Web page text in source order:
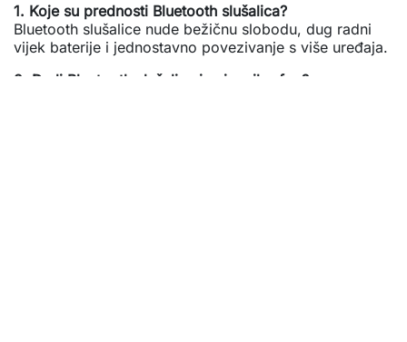
1. Koje su prednosti Bluetooth slušalica?
Bluetooth slušalice nude bežičnu slobodu, dug radni
vijek baterije i jednostavno povezivanje s više uređaja.
2. Da li Bluetooth slušalice imaju mikrofon?